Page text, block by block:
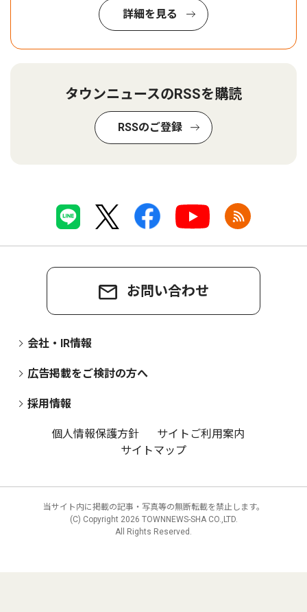
詳細を見る
タウンニュースのRSSを購読
RSSのご登録
お問い合わせ
会社・IR情報
広告掲載をご検討の方へ
採用情報
個人情報保護方針
サイトご利用案内
サイトマップ
当サイト内に掲載の記事・写真等の無断転載を禁止します。
(C) Copyright 2026 TOWNNEWS-SHA CO.,LTD.
All Rights Reserved.